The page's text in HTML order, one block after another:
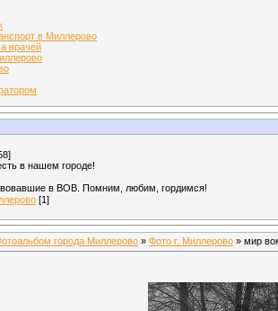
в Миллерово
врачей
в нашем городе!
в ВОВ. Помним, любим, гордимся!
[1]
города Миллерово » Фото г. Миллерово » мир